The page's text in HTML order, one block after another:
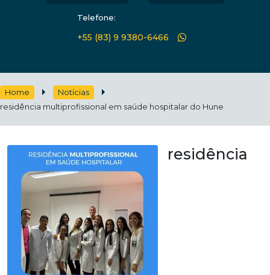
Telefone:
+55 (83) 9 9380-6466
Home
Notícias
residência multiprofissional em saúde hospitalar do Hune
residência